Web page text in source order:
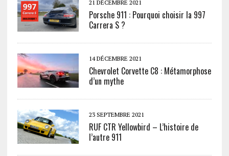
21 DÉCEMBRE 2021
Porsche 911 : Pourquoi choisir la 997
Carrera S ?
14 DÉCEMBRE 2021
Chevrolet Corvette C8 : Métamorphose
d’un mythe
23 SEPTEMBRE 2021
RUF CTR Yellowbird – L’histoire de
l’autre 911